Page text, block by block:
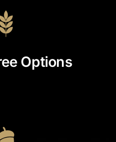
Options